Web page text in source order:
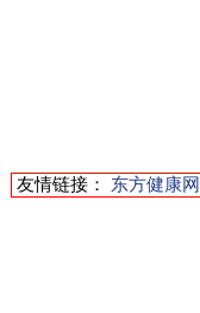
友情链接： 东方健康网